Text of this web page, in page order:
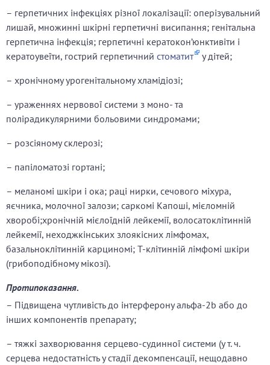
– герпетичних інфекціях різної локалізації: оперізувальний
лишай, множинні шкірні герпетичні висипання; генітальна
герпетична інфекція; герпетичні кератокон’юнктивіти і
кератоувеїти, гострий герпетичний стоматит
у дітей;
– хронічному урогенітальному хламідіозі;
– ураженнях нервової системи з моно- та
полірадикулярними больовими синдромами;
– розсіяному склерозі;
– папіломатозі гортані;
– меланомі шкіри і ока; раці нирки, сечового міхура,
яєчника, молочної залози; саркомі Капоші, мієломній
хворобі;хронічній мієлоїдній лейкемії, волосатоклітинній
лейкемії, неходжкінських злоякісних лімфомах,
базальноклітинній карциномі; Т-клітинній лімфомі шкіри
(грибоподібному мікозі).
Протипоказання.
– Підвищена чутливість до інтерферону альфа-2b або до
інших компонентів препарату;
– тяжкі захворювання серцево-судинної системи (у т. ч.
серцева недостатність у стадії декомпенсації, нещодавно